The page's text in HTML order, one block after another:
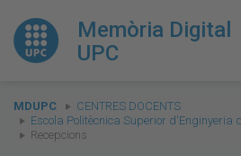
Memòria Digital
UPC
You
are
here:
MDUPC
CENTRES DOCENTS
Escola Politècnica Superior d'Enginyeria
Recepcions